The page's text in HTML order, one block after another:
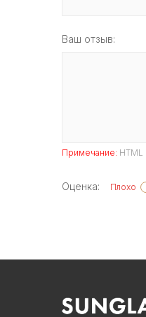
Ваш отзыв:
Примечание: HTML
Оценка: Плохо